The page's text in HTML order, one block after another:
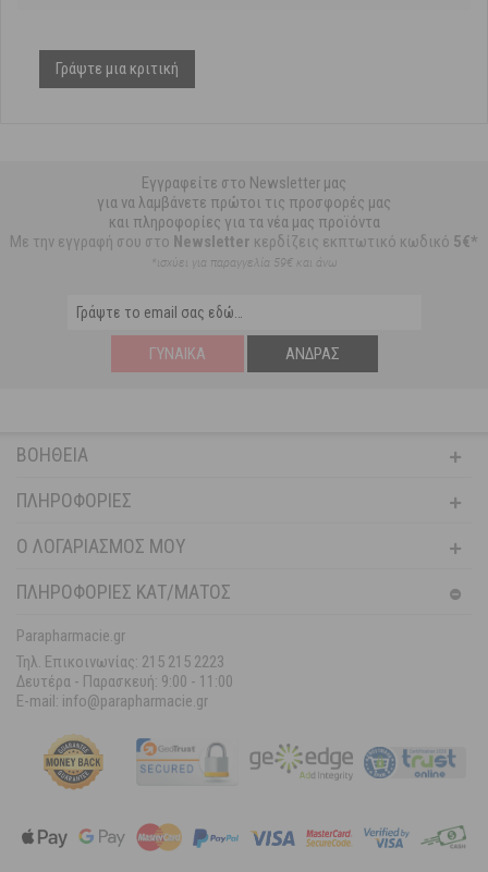
Γράψτε μια κριτική
Εγγραφείτε στο Newsletter μας
για να λαμβάνετε πρώτοι τις προσφορές μας
και πληροφορίες για τα νέα μας προϊόντα
Με την εγγραφή σου στο Newsletter κερδίζεις εκπτωτικό κωδικό 5€*
*ισχύει για παραγγελία 59€ και άνω
ΓΥΝΑΊΚΑ ΆΝΔΡΑΣ
ΒΟΉΘΕΙΑ
ΠΛΗΡΟΦΟΡΊΕΣ
Ο ΛΟΓΑΡΙΑΣΜΌΣ ΜΟΥ
ΠΛΗΡΟΦΟΡΙΕΣ ΚΑΤ/ΜΑΤΟΣ
Parapharmacie.gr
Τηλ. Επικοινωνίας: 215 215 2223
Δευτέρα - Παρασκευή: 9:00 - 11:00
E-mail: info@parapharmacie.gr